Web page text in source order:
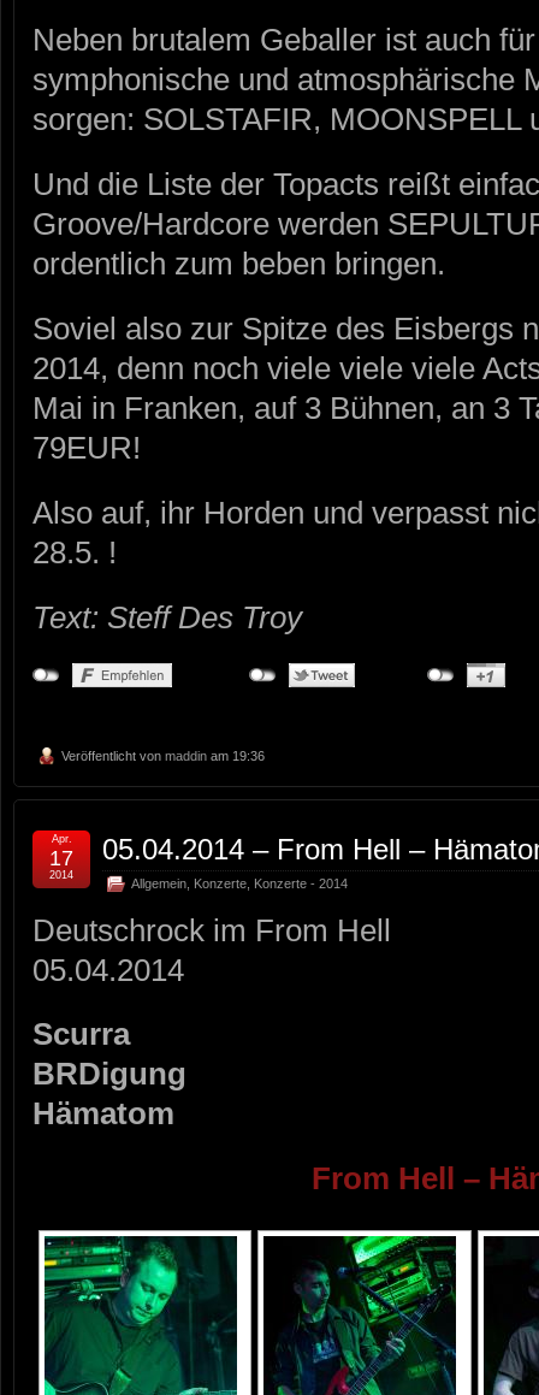
Neben brutalem Geballer ist auch
symphonische und atmosphärische
sorgen: SOLSTAFIR, MOONSPELL
Und die Liste der Topacts reißt
Groove/Hardcore werden
ordentlich zum beben bringen.
Soviel also zur Spitze des Eisbergs
2014, denn noch viele viele viele
Mai in Franken, auf 3 Bühnen, an 3
79EUR!
Also auf, ihr Horden und verpasst
28.5. !
Text: Steff Des Troy
Veröffentlicht von maddin am 19:36
05.04.2014 – From Hell –
Allgemein Konzerte Konzerte - 2014
Apr.
17
2014
Deutschrock im From Hell
05.04.2014
Scurra
BRDigung
Hämatom
From Hell –